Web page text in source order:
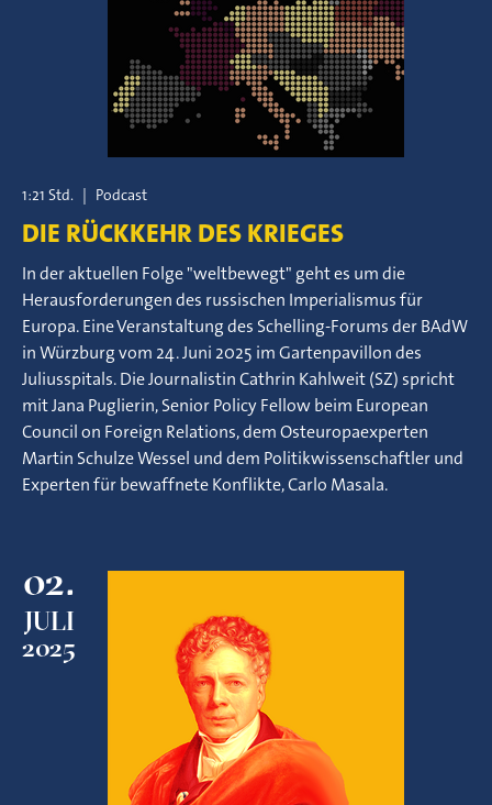
1:21 Std. | Podcast
DIE RÜCKKEHR DES KRIEGES
In der aktuellen Folge "weltbewegt" geht es um die
Herausforderungen des russischen Imperialismus für
Europa. Eine Veranstaltung des Schelling-Forums der BAdW
in Würzburg vom 24. Juni 2025 im Gartenpavillon des
Juliusspitals. Die Journalistin Cathrin Kahlweit (SZ) spricht
mit Jana Puglierin, Senior Policy Fellow beim European
Council on Foreign Relations, dem Osteuropaexperten
Martin Schulze Wessel und dem Politikwissenschaftler und
Experten für bewaffnete Konflikte, Carlo Masala.
02.
JULI
2025